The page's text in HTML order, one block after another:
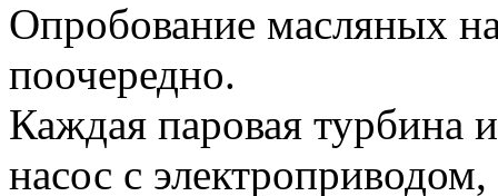
Опробование масляных
поочередно.
Каждая паровая турбина
насос с